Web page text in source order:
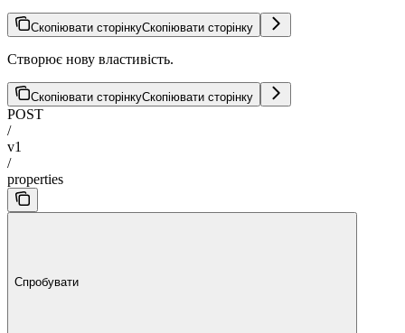
Скопіювати сторінкуСкопіювати сторінку
Створює нову властивість.
Скопіювати сторінкуСкопіювати сторінку
POST
/
v1
/
properties
Спробувати